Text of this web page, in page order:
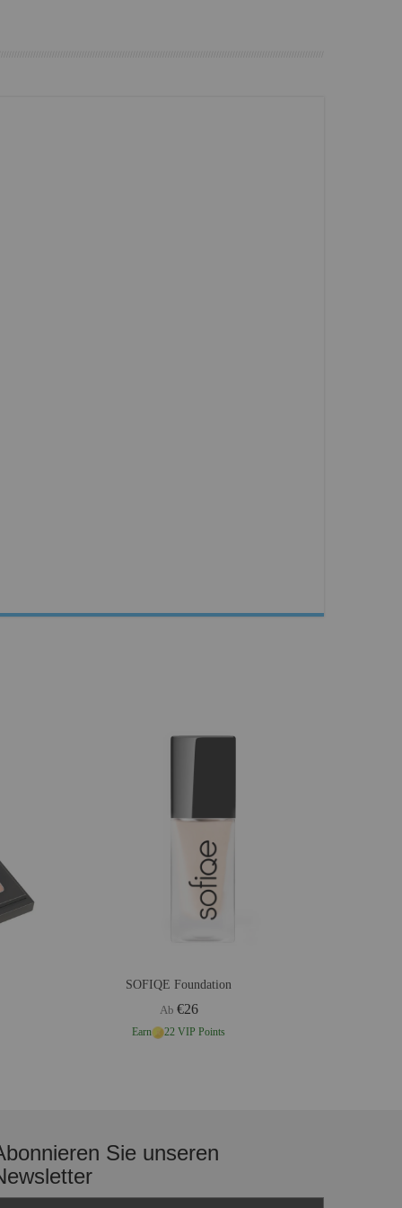
SOFIQE Foundation
Ab €26
Earn 22 VIP Points
Sie unseren